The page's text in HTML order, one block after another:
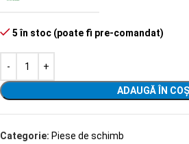
5 în stoc (poate fi pre-comandat)
ADAUGĂ ÎN COȘ
Categorie: Piese de schimb